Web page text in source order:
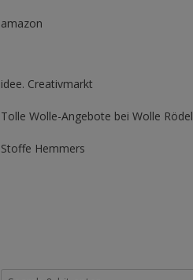
amazon
idee. Creativmarkt
Tolle Wolle-Angebote bei Wolle Rödel
Stoffe Hemmers